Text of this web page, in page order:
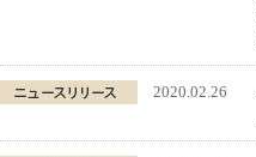
2020.02.26